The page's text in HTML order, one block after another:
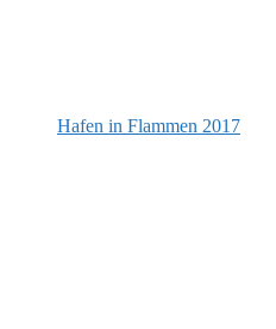
Hafen in Flammen 2017